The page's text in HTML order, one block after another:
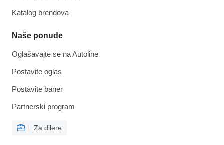
Katalog brendova
Naše ponude
Oglašavajte se na Autoline
Postavite oglas
Postavite baner
Partnerski program
Za dilere